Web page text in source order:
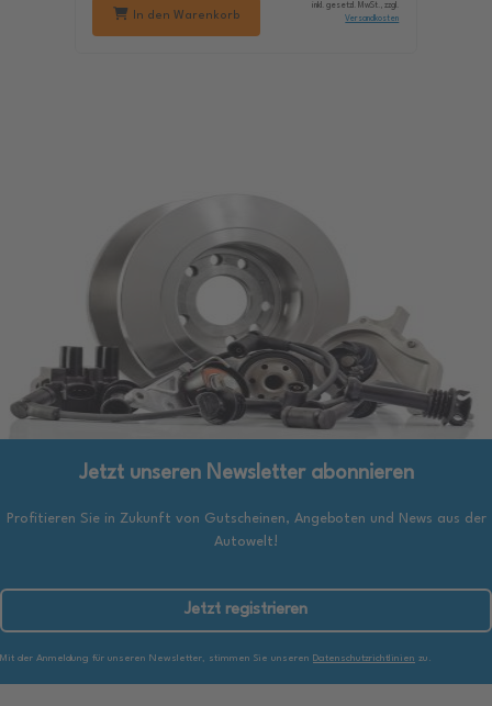
In den Warenkorb
inkl. gesetzl. MwSt., zzgl.
Versandkosten
Jetzt unseren Newsletter abonnieren
Profitieren Sie in Zukunft von Gutscheinen, Angeboten und News aus der
Autowelt!
Jetzt registrieren
Mit der Anmeldung für unseren Newsletter, stimmen Sie unseren Datenschutzrichtlinien zu.